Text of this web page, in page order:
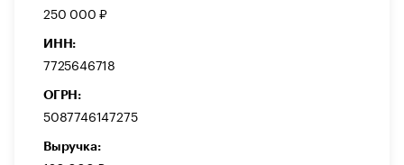
250 000 ₽
ИНН:
7725646718
ОГРН:
5087746147275
Выручка: